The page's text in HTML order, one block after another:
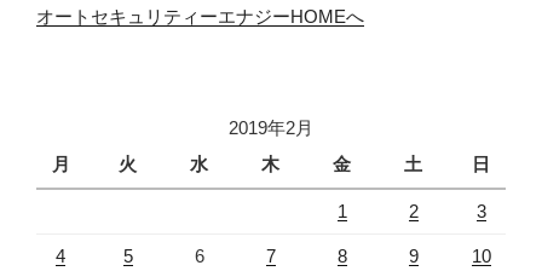
オートセキュリティーエナジーHOMEへ
2019年2月
月
火 水 木 金 土 日
1 2 3
4 5 6 7 8 9 10